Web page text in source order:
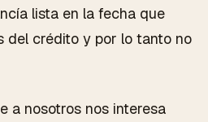
lista en la fecha que
del crédito y por lo tanto no
a nosotros nos interesa